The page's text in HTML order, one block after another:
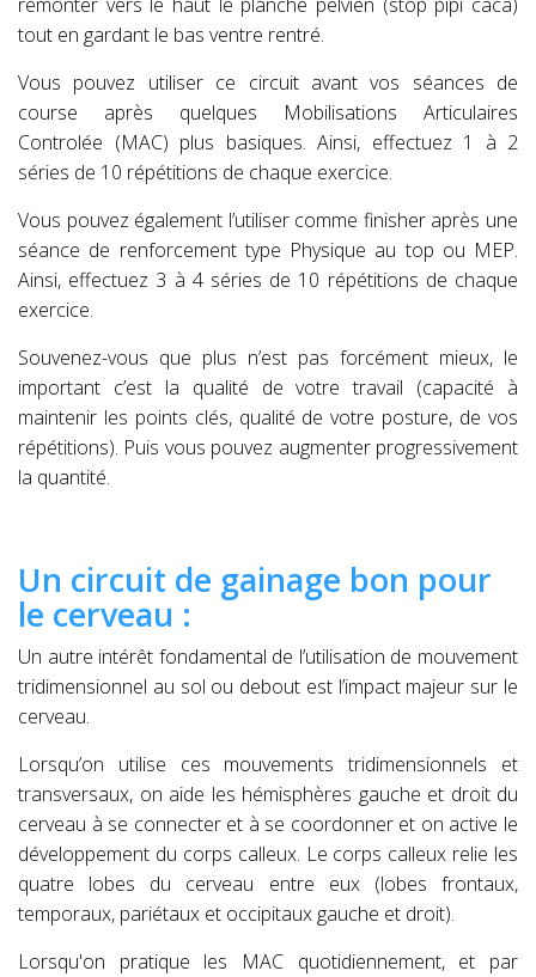
tout en gardant le bas ventre rentré.
Vous pouvez utiliser ce circuit avant vos séances de
course après quelques Mobilisations Articulaires
Controlée (MAC) plus basiques. Ainsi, effectuez 1 à 2
séries de 10 répétitions de chaque exercice.
Vous pouvez également l’utiliser comme finisher après une
séance de renforcement type Physique au top ou MEP.
Ainsi, effectuez 3 à 4 séries de 10 répétitions de chaque
exercice.
Souvenez-vous que plus n’est pas forcément mieux, le
important c’est la qualité de votre travail (capacité à
maintenir les points clés, qualité de votre posture, de vos
répétitions). Puis vous pouvez augmenter progressivement
la quantité.
Un circuit de gainage bon pour
le cerveau :
Un autre intérêt fondamental de l’utilisation de mouvement
tridimensionnel au sol ou debout est l’impact majeur sur le
cerveau.
Lorsqu’on utilise ces mouvements tridimensionnels et
transversaux, on aide les hémisphères gauche et droit du
cerveau à se connecter et à se coordonner et on active le
développement du corps calleux. Le corps calleux relie les
quatre lobes du cerveau entre eux (lobes frontaux,
temporaux, pariétaux et occipitaux gauche et droit).
Lorsqu'on pratique les MAC quotidiennement, et par